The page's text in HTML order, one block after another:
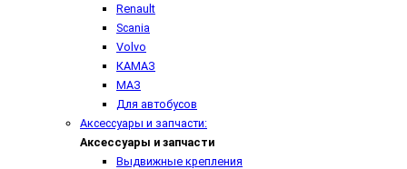
Renault
Scania
Volvo
КАМАЗ
МАЗ
Для автобусов
Аксессуары и запчасти:
Аксессуары и запчасти
Выдвижные крепления